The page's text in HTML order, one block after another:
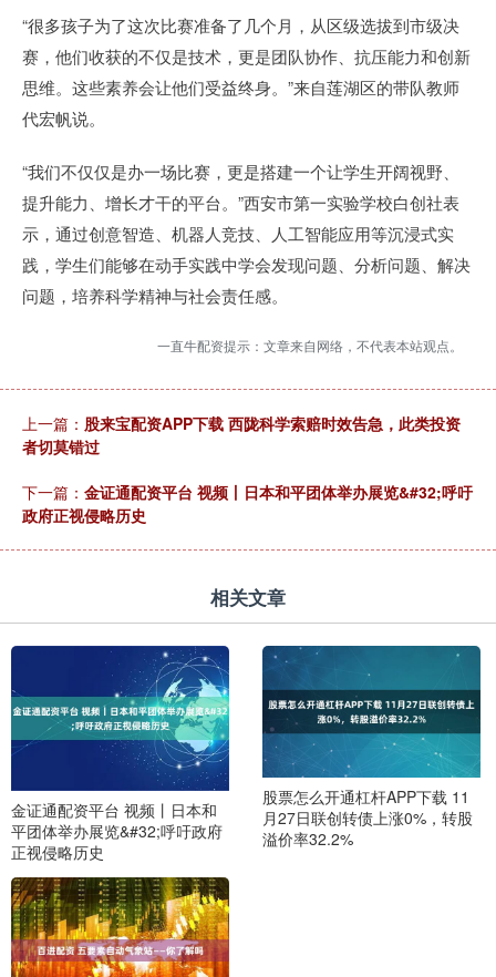
“很多孩子为了这次比赛准备了几个月，从区级选拔到市级决
赛，他们收获的不仅是技术，更是团队协作、抗压能力和创新
思维。这些素养会让他们受益终身。”来自莲湖区的带队教师
代宏帆说。
“我们不仅仅是办一场比赛，更是搭建一个让学生开阔视野、
提升能力、增长才干的平台。”西安市第一实验学校白创社表
示，通过创意智造、机器人竞技、人工智能应用等沉浸式实
践，学生们能够在动手实践中学会发现问题、分析问题、解决
问题，培养科学精神与社会责任感。
一直牛配资提示：文章来自网络，不代表本站观点。
上一篇： 股来宝配资APP下载 西陇科学索赔时效告急，此类投资
者切莫错过
下一篇： 金证通配资平台 视频丨日本和平团体举办展览&#32;呼吁
政府正视侵略历史
相关文章
金证通配资平台 视频丨日本和
平团体举办展览&#32;呼吁政府
正视侵略历史
股票怎么开通杠杆APP下载 11
月27日联创转债上涨0%，转股
溢价率32.2%